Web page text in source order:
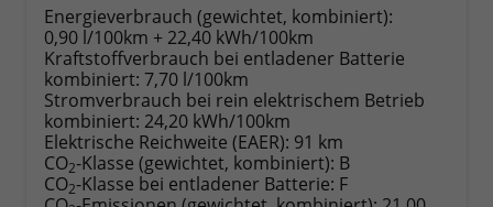
Energieverbrauch (gewichtet, kombiniert):
0,90 l/100km + 22,40 kWh/100km
Kraftstoffverbrauch bei entladener Batterie
kombiniert: 7,70 l/100km
Stromverbrauch bei rein elektrischem Betrieb
kombiniert: 24,20 kWh/100km
Elektrische Reichweite (EAER): 91 km
CO2-Klasse (gewichtet, kombiniert): B
CO2-Klasse bei entladener Batterie: F